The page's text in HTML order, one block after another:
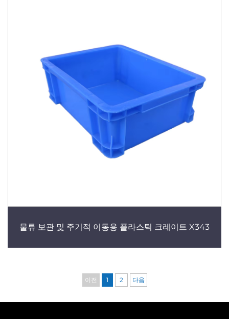
물류 보관 및 주기적 이동용 플라스틱 크레이트 X343
이전 1 2 다음